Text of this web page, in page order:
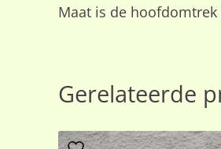
Maat is de hoofdomtrek
Gerelateerde